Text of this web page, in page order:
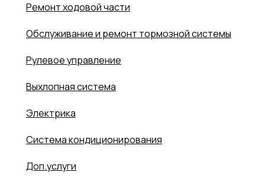
Ремонт ходовой части
Обслуживание и ремонт тормозной системы
Рулевое управление
Выхлопная система
Электрика
Система кондиционирования
Доп.услуги